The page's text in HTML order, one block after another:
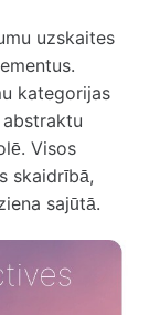
uzskaites
kategorijas
Visos
skaidrībā,
sajūtā.